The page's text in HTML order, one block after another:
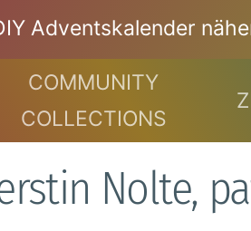
Adventskalender
COMMUNITY
COLLECTIONS
Nolte,